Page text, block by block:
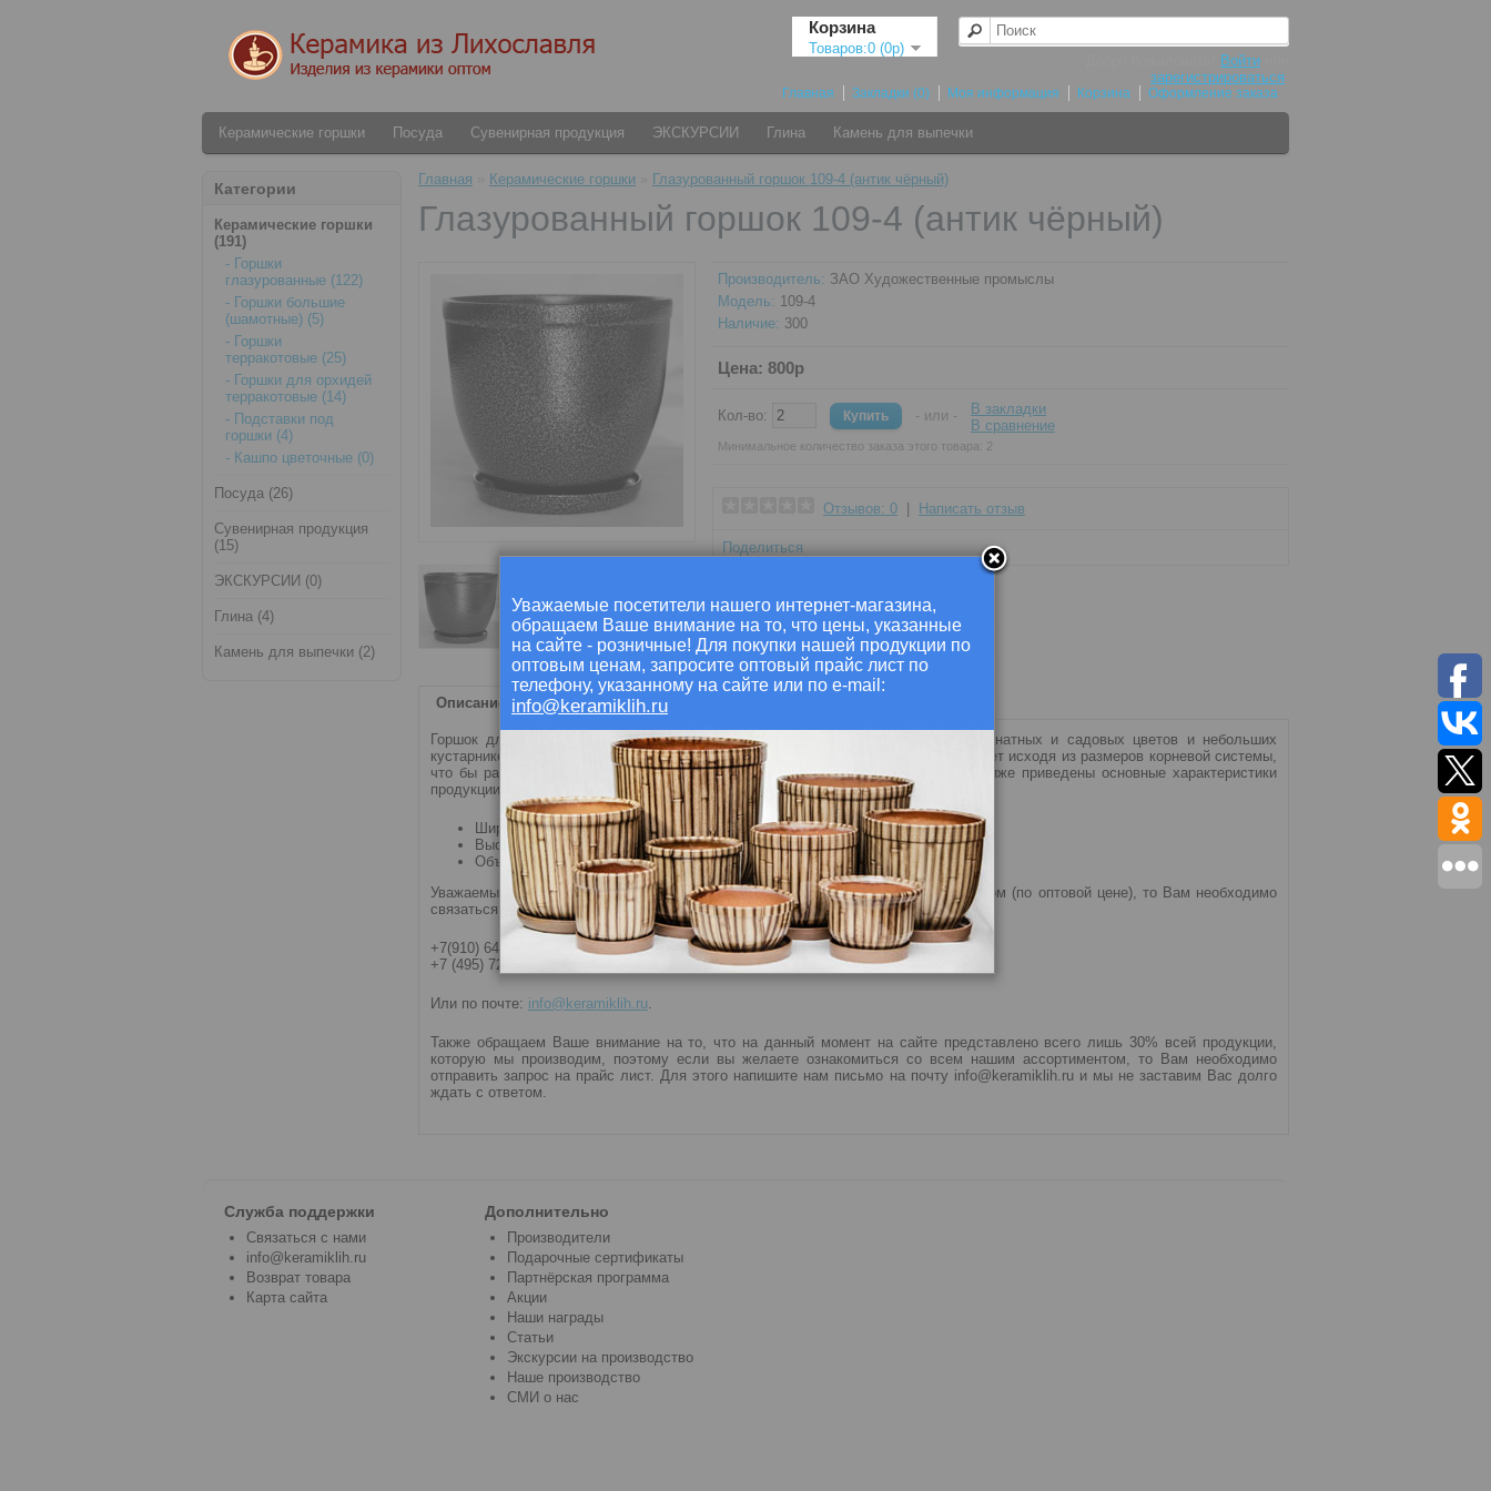
Корзина
Товаров:0 (0р)
Войти
зарегистрироваться
Главная Закладки (0) Моя информация Корзина Оформление заказа
Керамические горшки Посуда Сувенирная продукция ЭКСКУРСИИ Глина Камень для выпечки
Категории
Керамические горшки
(191)
- Горшки
глазурованные (122)
- Горшки большие
(шамотные) (5)
- Горшки
терракотовые (25)
- Горшки для орхидей
терракотовые (14)
- Подставки под
горшки (4)
- Кашпо цветочные (0)
Посуда (26)
Сувенирная продукция
(15)
ЭКСКУРСИИ (0)
Глина (4)
Камень для выпечки (2)
Главная Керамические горшки Глазурованный горшок 109-4 (антик чёрный)
Глазурованный горшок 109-4 (антик чёрный)
Производитель: ЗАО Художественные промыслы
Модель: 109-4
Наличие: 300
Цена: 800р
Кол-во: - или -
В закладки
В сравнение
Минимальное количество заказа этого товара: 2
Отзывов: 0 Написать отзыв
Поделиться
Описание Отзывы (0)
Горшок для цветов глазурованный, хорошо подходящий для высаживания комнатных и садовых цветов и небольших
кустарников. Не стоит забывать о том, что выбирать
, следует исходя из размеров корневой системы,
что бы растение хорошо развивалось и чувствовало себя превосходно. Чуть ниже приведены основные характеристики
продукции, такие как:
Ширина: 22 см.
Высота: 18 см.
Объем: 4 литра.
Уважаемые дамы и господа, если вы намерены приобрести нашу продукцию оптом (по оптовой цене), то Вам необходимо
связаться с нами по телефонам:
+7(910) 649-25-55
+7 (495) 7252-975
Или по почте: info@keramiklih.ru.
Также обращаем Ваше внимание на то, что на данный момент на сайте представлено всего лишь 30% всей продукции,
которую мы производим, поэтому если вы желаете ознакомиться со всем нашим ассортиментом, то Вам необходимо
отправить запрос на прайс лист. Для этого напишите нам письмо на почту info@keramiklih.ru и мы не заставим Вас долго
ждать с ответом.
Служба поддержки
Связаться с нами
info@keramiklih.ru
Возврат товара
Карта сайта
Дополнительно
Производители
Подарочные сертификаты
Партнёрская программа
Акции
Наши награды
Статьи
Экскурсии на производство
Наше производство
СМИ о нас
Уважаемые посетители нашего интернет-магазина,
обращаем Ваше внимание на то, что цены, указанные
на сайте - розничные! Для покупки нашей продукции по
оптовым ценам, запросите оптовый прайс лист по
телефону, указанному на сайте или по e-mail:
info@keramiklih.ru